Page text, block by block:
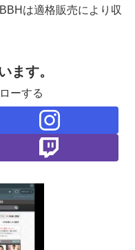
は適格販売により収
ます。
ーする